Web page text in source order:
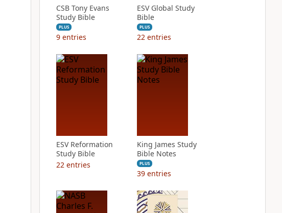
CSB Tony Evans
Study Bible
PLUS
9 entries
ESV Global Study
Bible
PLUS
22 entries
ESV Reformation
Study Bible
22 entries
King James Study
Bible Notes
PLUS
39 entries